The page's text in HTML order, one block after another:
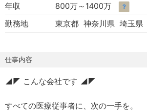
年収
800万～1400万 ？
勤務地 東京都 神奈川県 埼玉県
仕事内容
◢◤ こんな会社です ◢◤
すべての医療従事者に、次の一手を。